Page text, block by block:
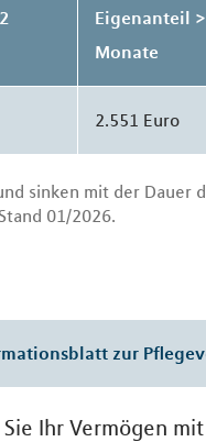
Eigenanteil
Monate
2.551 Euro
sinken mit der Dauer
01/2026.
zur
Ihr Vermögen